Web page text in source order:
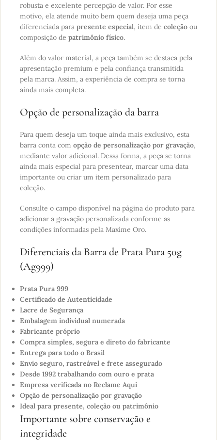
robusta e excelente percepção de valor. Por esse
motivo, ela atende muito bem quem deseja uma peça
diferenciada para presente especial, item de coleção ou
composição de patrimônio físico.
Além do valor material, a peça também se destaca pela
apresentação premium e pela confiança transmitida
pela marca. Assim, a experiência de compra se torna
ainda mais completa.
Opção de personalização da barra
Para quem deseja um toque ainda mais exclusivo, esta
barra conta com opção de personalização por gravação,
mediante valor adicional. Dessa forma, a peça se torna
ainda mais especial para presentear, marcar uma data
importante ou criar um item personalizado para
coleção.
Consulte o campo disponível na página do produto para
adicionar a gravação personalizada conforme as
condições informadas pela Maxíme Oro.
Diferenciais da Barra de Prata Pura 50g
(Ag999)
Prata Pura 999
Certificado de Autenticidade
Lacre de Segurança
Embalagem individual numerada
Fabricante próprio
Compra simples, segura e direto do fabricante
Entrega para todo o Brasil
Envio seguro, rastreável e frete assegurado
Desde 1992 trabalhando com ouro e prata
Empresa verificada no Reclame Aqui
Opção de personalização por gravação
Ideal para presente, coleção ou patrimônio
Importante sobre conservação e
integridade